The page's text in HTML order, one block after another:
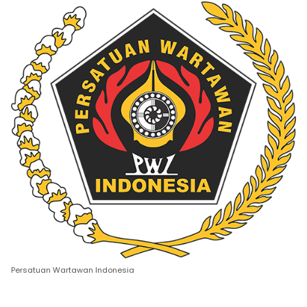
Persatuan Wartawan Indonesia